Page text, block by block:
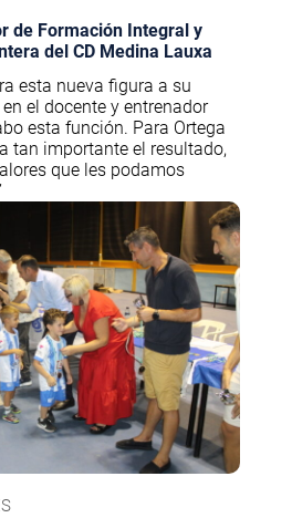
de Formación Integral y
del CD Medina Lauxa
esta nueva figura a su
el docente y entrenador
esta función. Para Ortega
tan importante el resultado,
que les podamos